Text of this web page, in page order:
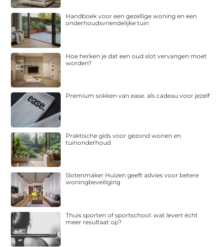
Handboek voor een gezellige woning en een
onderhoudsvriendelijke tuin
Hoe herken je dat een oud slot vervangen moet
worden?
Premium sokken van ease. als cadeau voor jezelf
Praktische gids voor gezond wonen en
tuinonderhoud
Slotenmaker Huizen geeft advies voor betere
woningbeveiliging
Thuis sporten of sportschool: wat levert écht
meer resultaat op?